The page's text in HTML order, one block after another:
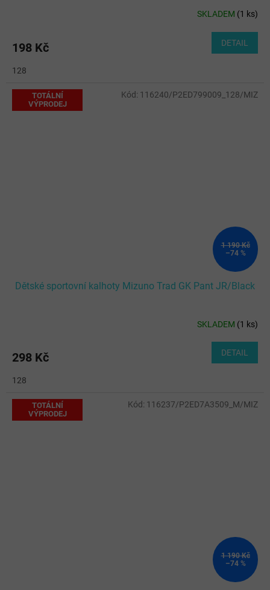
SKLADEM (1 ks)
198 Kč DETAIL
128
TOTÁLNÍ
VÝPRODEJ
1 190 Kč
–74 %
Dětské sportovní kalhoty Mizuno Trad GK Pant JR/Black
SKLADEM (1 ks)
298 Kč DETAIL
128
Kód: 116240/P2ED799009_128/MIZ
TOTÁLNÍ
VÝPRODEJ
1 190 Kč
–74 %
Kód: 116237/P2ED7A3509_M/MIZ